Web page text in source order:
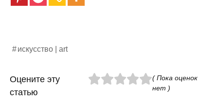
искусство | art
Оцените эту
статью
( Пока оценок
нет )